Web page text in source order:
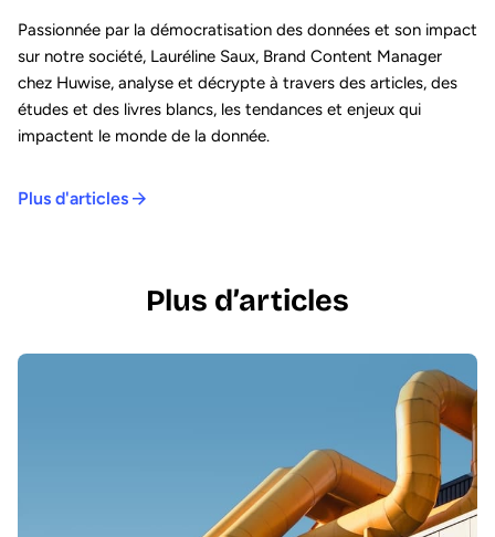
Passionnée par la démocratisation des données et son impact
sur notre société, Lauréline Saux, Brand Content Manager
chez Huwise, analyse et décrypte à travers des articles, des
études et des livres blancs, les tendances et enjeux qui
impactent le monde de la donnée.
Plus d'articles
Plus d’articles